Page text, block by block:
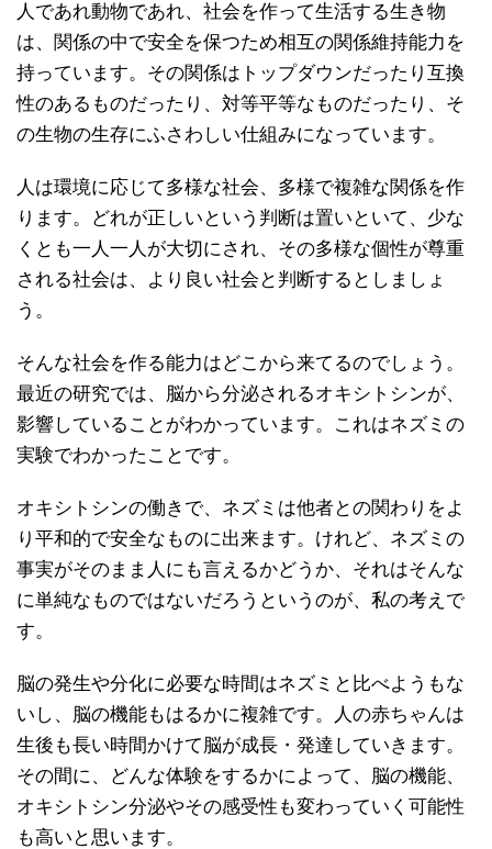
人であれ動物であれ、社会を作って生活する生き物
は、関係の中で安全を保つため相互の関係維持能力を
持っています。その関係はトップダウンだったり互換
性のあるものだったり、対等平等なものだったり、そ
の生物の生存にふさわしい仕組みになっています。
人は環境に応じて多様な社会、多様で複雑な関係を作
ります。どれが正しいという判断は置いといて、少な
くとも一人一人が大切にされ、その多様な個性が尊重
される社会は、より良い社会と判断するとしましょ
う。
そんな社会を作る能力はどこから来てるのでしょう。
最近の研究では、脳から分泌されるオキシトシンが、
影響していることがわかっています。これはネズミの
実験でわかったことです。
オキシトシンの働きで、ネズミは他者との関わりをよ
り平和的で安全なものに出来ます。けれど、ネズミの
事実がそのまま人にも言えるかどうか、それはそんな
に単純なものではないだろうというのが、私の考えで
す。
脳の発生や分化に必要な時間はネズミと比べようもな
いし、脳の機能もはるかに複雑です。人の赤ちゃんは
生後も長い時間かけて脳が成長・発達していきます。
その間に、どんな体験をするかによって、脳の機能、
オキシトシン分泌やその感受性も変わっていく可能性
も高いと思います。